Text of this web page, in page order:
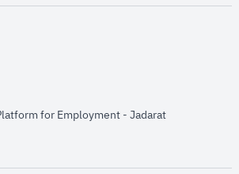
window
in new window
for Employment - Jadaratopens in new